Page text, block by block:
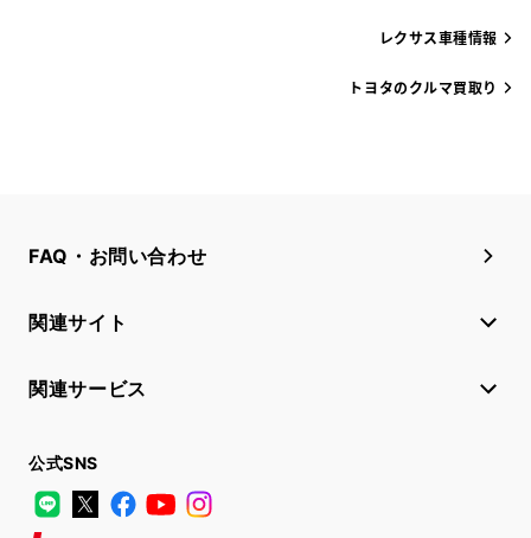
レクサス車種情報
トヨタのクルマ買取り
FAQ・お問い合わせ
関連サイト
関連サービス
公式SNS
LINE
X FacebookYouTube